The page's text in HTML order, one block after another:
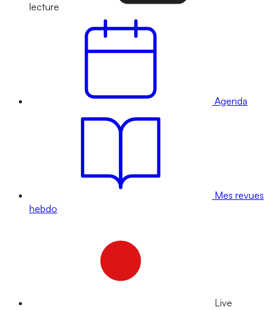
lecture
Agenda
Mes revues
hebdo
Live